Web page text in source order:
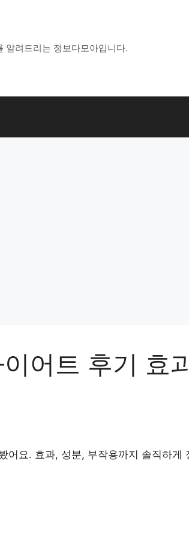
알려드리는 정보다모아입니다.
어트 후기 효
요. 효과, 성분, 부작용까지 솔직하게